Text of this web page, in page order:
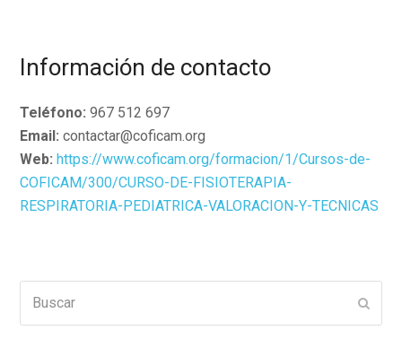
Información de contacto
Teléfono: 967 512 697
Email: contactar@coficam.org
Web: https://www.coficam.org/formacion/1/Cursos-de-
COFICAM/300/CURSO-DE-FISIOTERAPIA-
RESPIRATORIA-PEDIATRICA-VALORACION-Y-TECNICAS